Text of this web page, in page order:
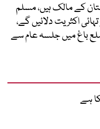
کے مالک ہیں، مسلم
اکثریت دلائیں گے،
ضلع باغ میں جلسہ عام سے
ہے